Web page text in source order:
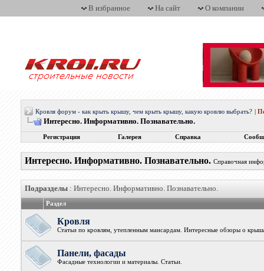
В избранное На сайт О компании
Кровля форум - как крыть крышу, чем крыть крышу, какую кровлю выбрать?
Интересно. Информативно. Познавательно.
Регистрация Галерея Справка
Интересно. Информативно. Познавательно. Справочная
Подразделы: Интересно. Информативно. Познавательно.
Раздел
Кровля
Статьи по кровлям, утепленным мансардам. Интересные обзоры о
Панели, фасады
Фасадные технологии и материалы. Статьи.